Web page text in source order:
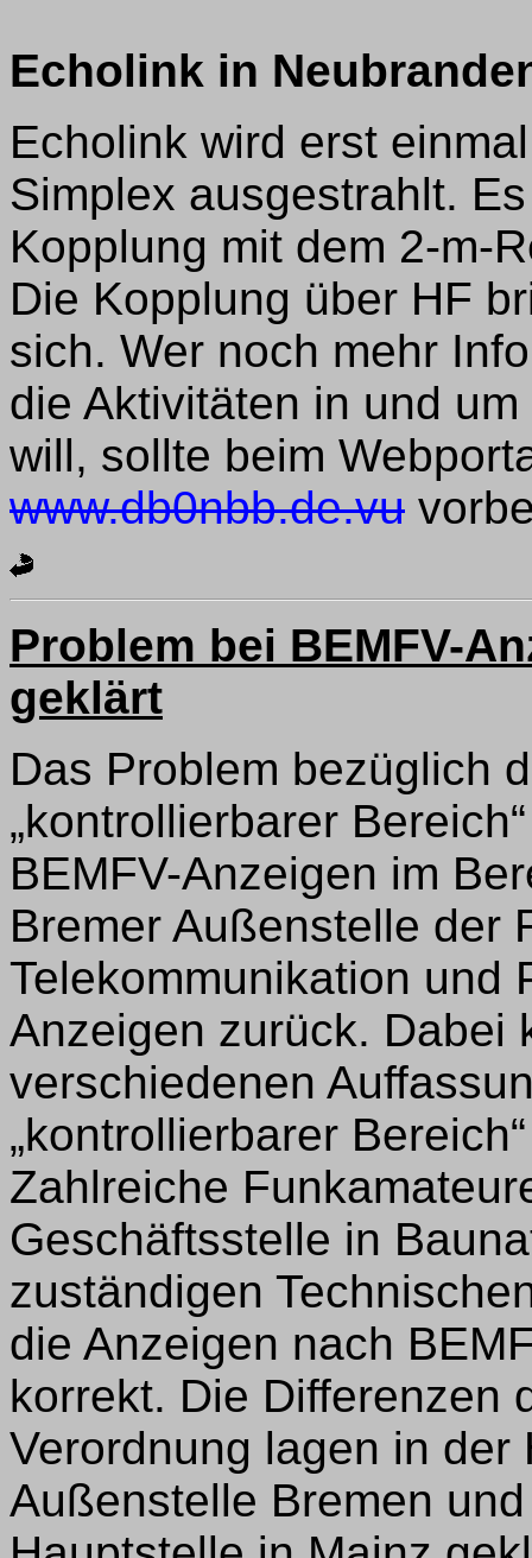
Echolink in
Echolink wird erst
Simplex ausgestrahlt.
Kopplung mit dem 2-m-
Die Kopplung über HF
sich. Wer noch mehr
die Aktivitäten in und
will, sollte beim
www.db0nbb.de.vu
Problem bei BEMFV-
geklärt
Das Problem bezüglich
„kontrollierbarer
BEMFV-Anzeigen im
Bremer Außenstelle der
Telekommunikation und
Anzeigen zurück. Dabei
verschiedenen
„kontrollierbarer
Zahlreiche
Geschäftsstelle in
zuständigen
die Anzeigen nach
korrekt. Die Differenzen
Verordnung lagen in der
Außenstelle Bremen